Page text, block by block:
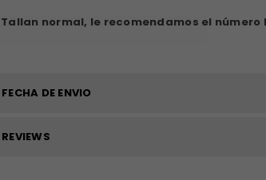
Tallan normal, le recomendamos el
FECHA DE ENVIO
REVIEWS